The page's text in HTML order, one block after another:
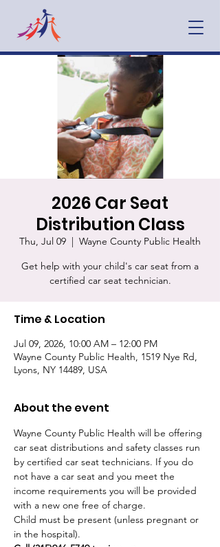
2026 Car Seat
Distribution Class
Thu, Jul 09
  |
Wayne County Public Health
Get help with your child's car seat from a
certified car seat technician.
Time & Location
Jul 09, 2026, 10:00 AM – 12:00 PM
Wayne County Public Health, 1519 Nye Rd,
Lyons, NY 14489, USA
About the event
Wayne County Public Health will be offering
car seat distributions and safety classes run
by certified car seat technicians. If you do
not have a car seat and you meet the
income requirements you will be provided
with a new one free of charge.
Child must be present (unless pregnant or
in the hospital).